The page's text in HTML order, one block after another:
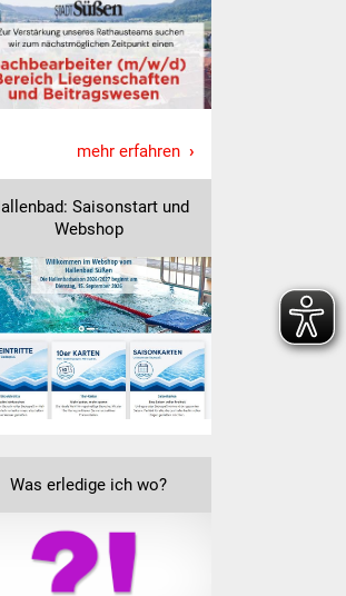
Stadtfest
Ostermarkt
Stadtarchiv
Zehntscheuer
Bürgerhaus
Vereine und Parteien
Selbsteintrag Vereine
Beirat Süßener Vereine
mehr erfahren
Saisonstart und
Webshop
Was erledige ich wo?